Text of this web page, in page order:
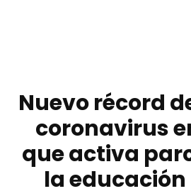
Nuevo récord
coronavirus
que activa
la